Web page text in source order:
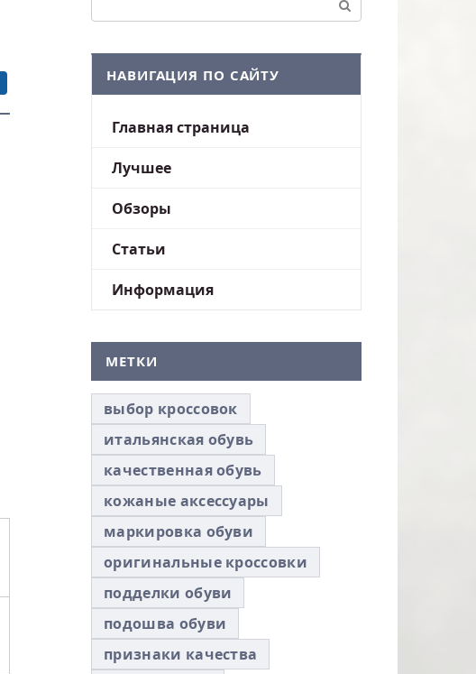
НАВИГАЦИЯ ПО САЙТУ
Главная страница
Лучшее
Обзоры
Статьи
Информация
МЕТКИ
выбор кроссовок
итальянская обувь
качественная обувь
кожаные аксессуары
маркировка обуви
оригинальные кроссовки
подделки обуви
подошва обуви
признаки качества